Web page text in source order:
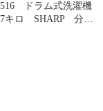
516 ドラム式洗濯機
7キロ SHARP 分解